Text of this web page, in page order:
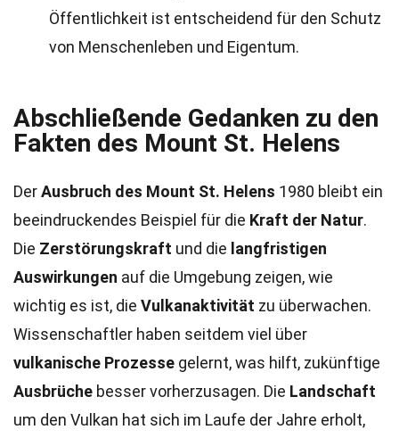
Öffentlichkeit ist entscheidend für den Schutz
von Menschenleben und Eigentum.
Abschließende Gedanken zu den
Fakten des Mount St. Helens
DerAusbruch des Mount St. Helens 1980 bleibt ein
beeindruckendes Beispiel für die Kraft der Natur.
Die Zerstörungskraft und die langfristigen
Auswirkungen auf die Umgebung zeigen, wie
wichtig es ist, die Vulkanaktivität zu überwachen.
Wissenschaftler haben seitdem viel über
vulkanische Prozesse gelernt, was hilft, zukünftige
Ausbrüche besser vorherzusagen. Die Landschaft
um den Vulkan hat sich im Laufe der Jahre erholt,